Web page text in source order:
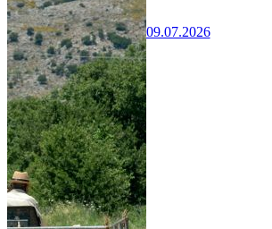
09.07.2026